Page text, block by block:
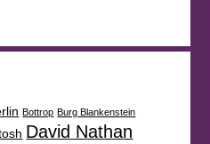
Bottrop Burg Blankenstein
David Nathan